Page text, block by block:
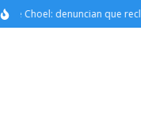
Choel: denuncian que